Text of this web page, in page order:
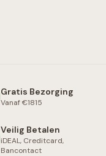
Gratis Bezorging
Vanaf €1815
Veilig Betalen
iDEAL, Creditcard,
Bancontact